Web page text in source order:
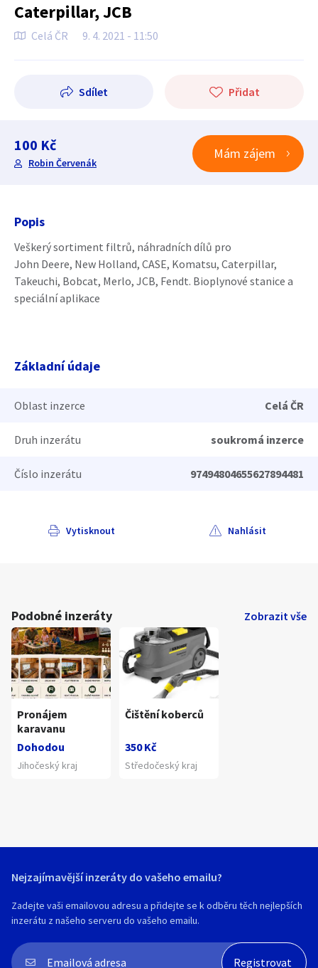
Caterpillar, JCB
Celá ČR 9. 4. 2021 - 11:50
Sdílet Přidat
100 Kč
Robin Červenák
Mám zájem
Popis
Veškerý sortiment filtrů, náhradních dílů pro
John Deere, New Holland, CASE, Komatsu, Caterpillar,
Takeuchi, Bobcat, Merlo, JCB, Fendt. Bioplynové stanice a
speciální aplikace
Základní údaje
Oblast inzerce Celá ČR
Druh inzerátu soukromá inzerce
Číslo inzerátu 97494804655627894481
Vytisknout Nahlásit
Podobné inzeráty Zobrazit vše
Pronájem
karavanu
Dohodou
Jihočeský kraj
Čištění koberců
350 Kč
Středočeský kraj
Nejzajímavější inzeráty do vašeho emailu?
Zadejte vaši emailovou adresu a přidejte se k odběru těch nejlepších
inzerátu z našeho serveru do vašeho emailu.